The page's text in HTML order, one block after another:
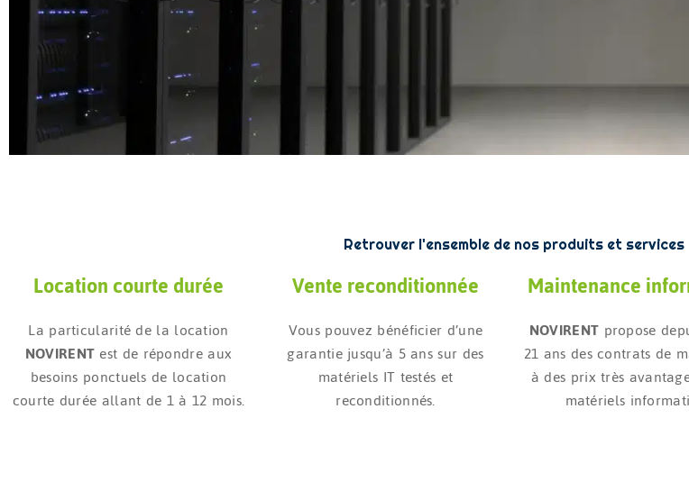
Retrouver l'ensemble de nos produits et services
Location courte durée
La particularité de la location
NOVIRENTest de répondre aux
besoins ponctuels de location
courte durée allant de 1 à 12 mois.
Vente reconditionnée
Vous pouvez bénéficier d’une
garantie jusqu’à 5 ans sur des
matériels IT testés et
reconditionnés.
Maintenance
NOVIRENT propose
21 ans des contrats de
à des prix très
matériels